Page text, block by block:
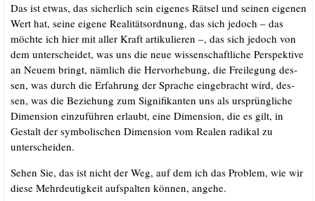
Das ist etwas, das sicher­lich sein eige­nes Rät­sel und sei­nen eige­nen
Wert hat, sei­ne eige­ne Rea­li­täts­ord­nung, das sich jedoch – das
möch­te ich hier mit aller Kraft arti­ku­lie­ren –, das sich jedoch von
dem unter­schei­det, was uns die neue wis­sen­schaft­li­che Per­spek­ti­ve
an Neu­em bringt, näm­lich die Her­vor­he­bung, die Frei­le­gung des­
sen, was durch die Erfah­rung der Spra­che ein­ge­bracht wird, des­
sen, was die Bezie­hung zum Signi­fi­kan­ten uns als ursprüng­li­che
Dimen­si­on ein­zu­füh­ren erlaubt, eine Dimen­si­on, die es gilt, in
Gestalt der sym­bo­li­schen Dimen­si­on vom Rea­len radi­kal zu
unterscheiden.
Sehen Sie, das ist nicht der Weg, auf dem ich das Pro­blem, wie wir
die­se Mehr­deu­tig­keit auf­spal­ten kön­nen, angehe.